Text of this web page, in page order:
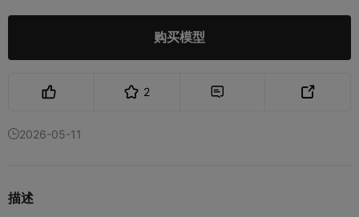
购买模型
2  
2026-05-11
描述